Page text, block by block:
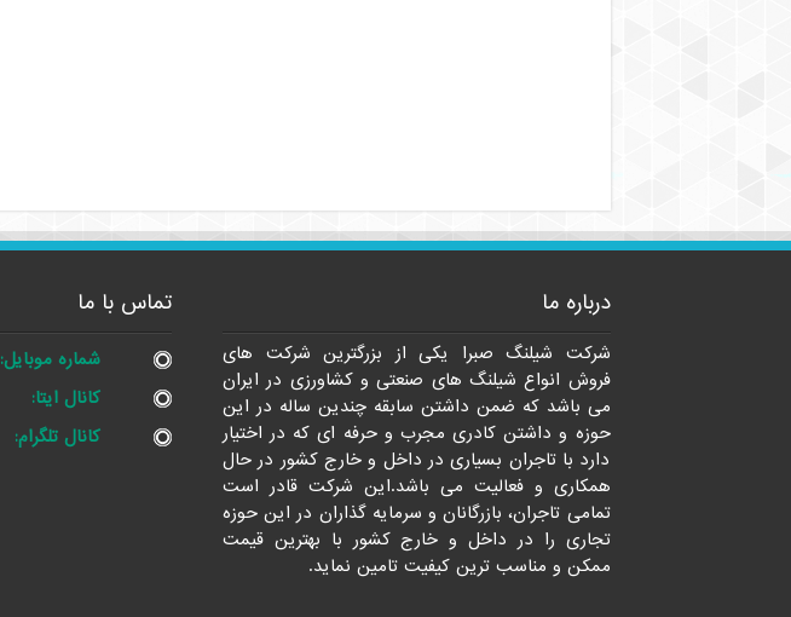
درباره ما
شرکت شیلنگ صبرا یکی از بزرگترین شرکت های
فروش انواع شیلنگ های صنعتی و کشاورزی در ایران
می باشد که ضمن داشتن سابقه چندین ساله در این
حوزه و داشتن کادری مجرب و حرفه ای که در اختیار
دارد با تاجران بسیاری در داخل و خارج کشور در حال
همکاری و فعالیت می باشد.این شرکت قادر است
تمامی تاجران، بازرگانان و سرمایه گذاران در این حوزه
تجاری را در داخل و خارج کشور با بهترین قیمت
ممکن و مناسب ترین کیفیت تامین نماید.
تماس با ما
شماره موبایل:
کانال ایتا:
کانال تلگرام: